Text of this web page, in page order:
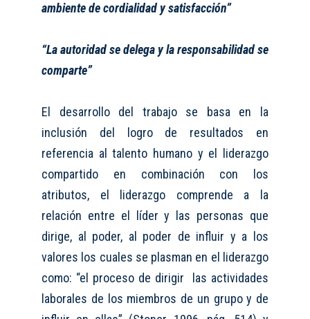
ambiente de cordialidad y satisfacción”
“La autoridad se delega y la responsabilidad se
comparte”
El desarrollo del trabajo se basa en la
inclusión del logro de resultados en
referencia al talento humano y el liderazgo
compartido en combinación con los
atributos, el liderazgo comprende a la
relación entre el líder y las personas que
dirige, al poder, al poder de influir y a los
valores los cuales se plasman en el liderazgo
como: “el proceso de dirigir las actividades
laborales de los miembros de un grupo y de